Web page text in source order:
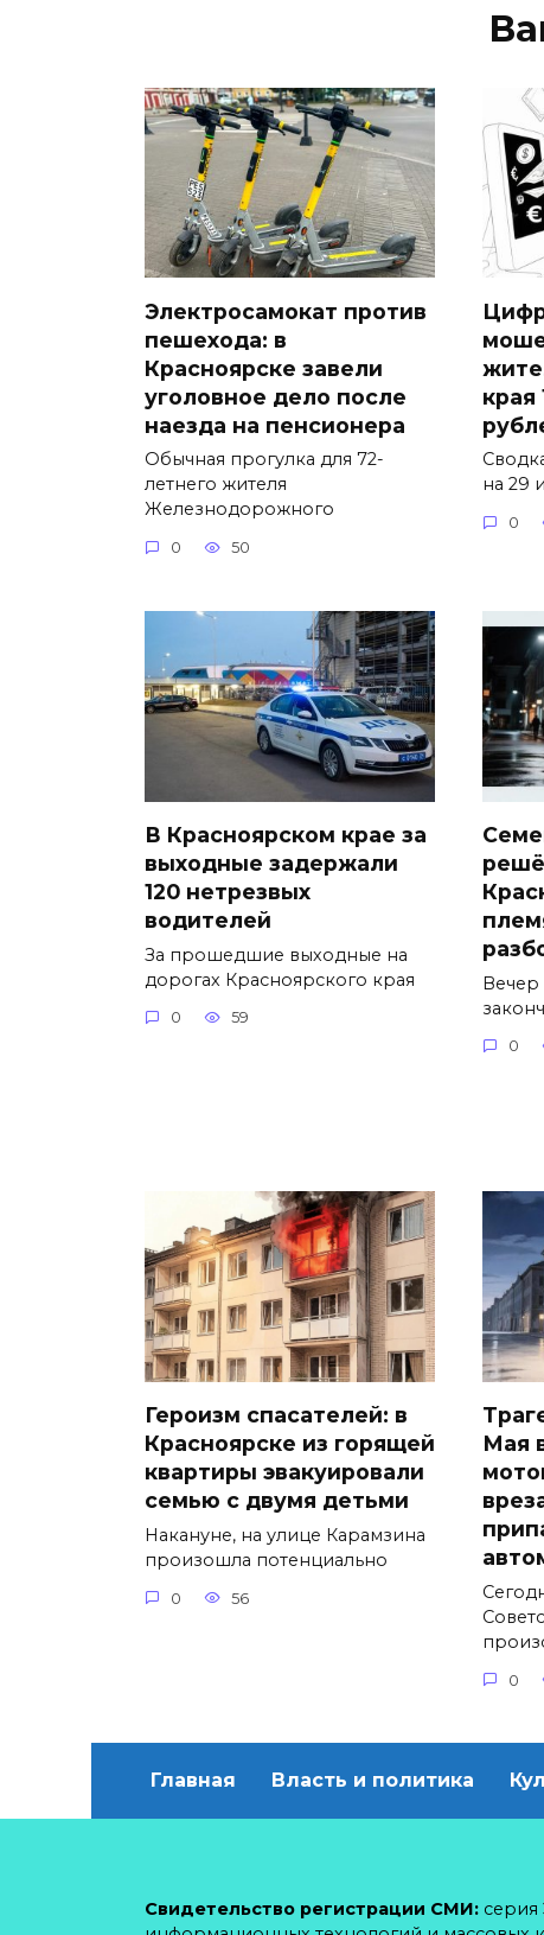
Электросамокат против
пешехода: в
Красноярске завели
уголовное дело после
наезда на пенсионера
Обычная прогулка для 72-
летнего жителя
Железнодорожного
0 50
края
на 29
0
В Красноярском крае за
выходные задержали
120 нетрезвых
водителей
За прошедшие выходные на
дорогах Красноярского края
0 59
Вечер
0
Героизм спасателей: в
Красноярске из горящей
квартиры эвакуировали
семью с двумя детьми
Накануне, на улице Карамзина
произошла потенциально
0 56
Мая
0
Главная Власть и политика
Свидетельство регистрации СМИ: серия